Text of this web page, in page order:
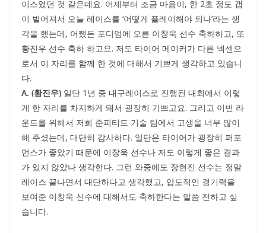
이스였던 것 같은데요. 어제부터 조금 마음이, 한 2초 정도 갭
이 벌어져서 오늘 레이스를 ‘어떻게 플레이해야 되나’라는 생
각을 했는데, 어쨌든 포디엄에 오른 이창욱 선수 축하하고, 또
황진우 선수 축하 하고요. 저도 타이어 메이커가 다른 넥센으
로서 이 자리를 함께 한 것에 대해서 기쁘게 생각하고 있습니
다.
A. (황진우) 일단 1년 중 내구레이스로 진행된 대회에서 이렇
게 한 자리를 차지하게 돼서 굉장히 기쁘고요. 그리고 이번 라
운드를 위해서 저희 준피티드 기술 팀에서 고생을 너무 많이
해 주셨는데, 대단히 감사하다. 일단은 타이어가 굉장히 퍼포
먼스가 좋았기 때문에 이창욱 선수나 저도 이렇게 좋은 결과
가 있지 않았나 생각한다. 그런 와중에도 장현진 선수는 정말
레이스 끝나면서 대단하다고 생각했고, 압도적인 경기력을
보여준 이창욱 선수에 대해서도 축하한다는 말씀 전하고 싶
습니다.